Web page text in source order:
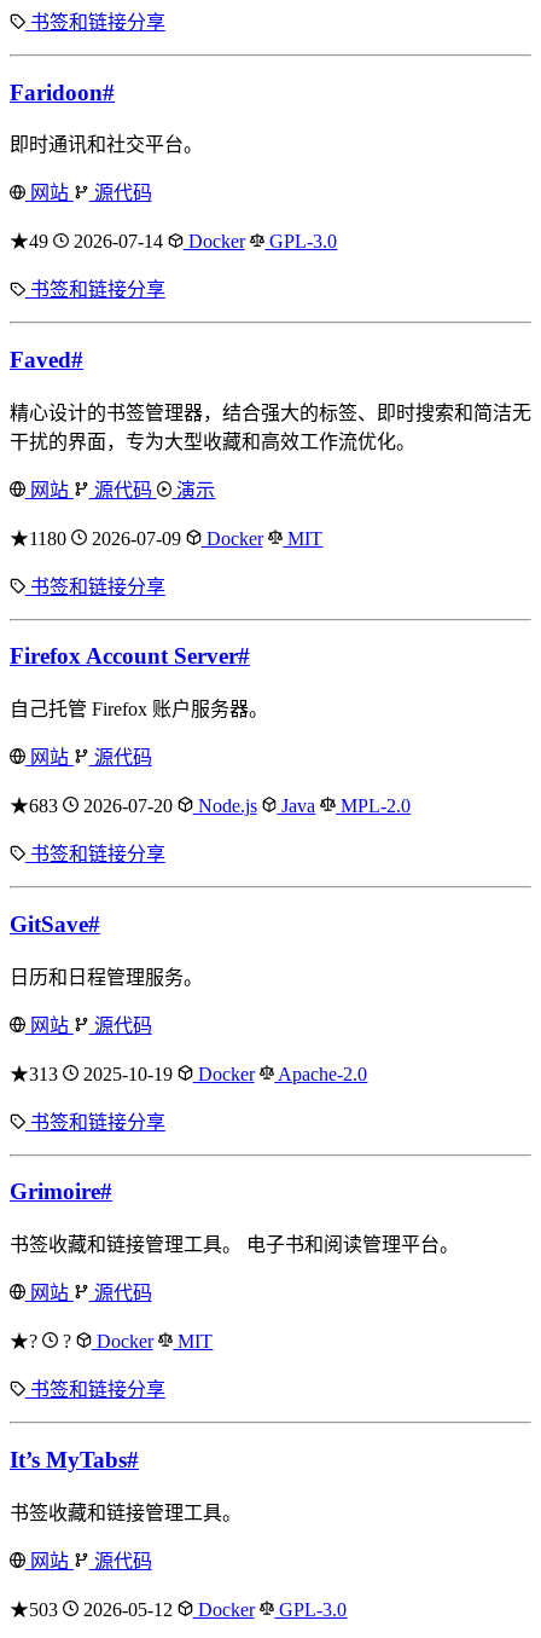
书签和链接分享
Faridoon#
即时通讯和社交平台。
网站 源代码
★49 2026-07-14 Docker GPL-3.0
书签和链接分享
Faved#
精心设计的书签管理器，结合强大的标签、即时搜索和简洁无
干扰的界面，专为大型收藏和高效工作流优化。
网站 源代码 演示
★1180 2026-07-09 Docker MIT
书签和链接分享
Firefox Account Server#
自己托管 Firefox 账户服务器。
网站 源代码
★683 2026-07-20 Node.js Java MPL-2.0
书签和链接分享
GitSave#
日历和日程管理服务。
网站 源代码
★313 2025-10-19 Docker Apache-2.0
书签和链接分享
Grimoire#
书签收藏和链接管理工具。 电子书和阅读管理平台。
网站 源代码
★? ? Docker MIT
书签和链接分享
It’s MyTabs#
书签收藏和链接管理工具。
网站 源代码
★503 2026-05-12 Docker GPL-3.0